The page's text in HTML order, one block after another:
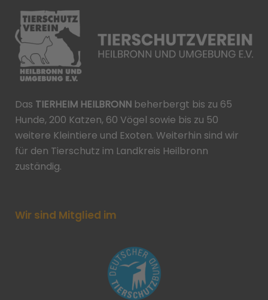
Das TIERHEIM HEILBRONN beherbergt bis zu 65
Hunde, 200 Katzen, 60 Vögel sowie bis zu 50
weitere Kleintiere und Exoten. Weiterhin sind wir
für den Tierschutz im Landkreis Heilbronn
zuständig.
Wir sind Mitglied im